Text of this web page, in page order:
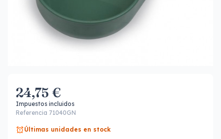
24,75 €
Impuestos incluidos
Referencia 71040GN
Últimas unidades en stock